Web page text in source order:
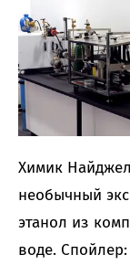
Химик
необычный
этанол из
воде.